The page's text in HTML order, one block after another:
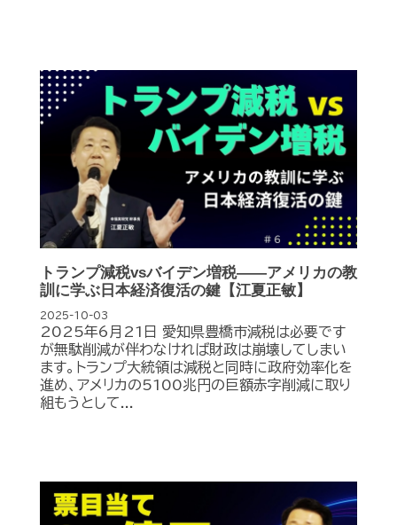
トランプ減税vsバイデン増税――アメリカの教
訓に学ぶ日本経済復活の鍵【江夏正敏】
2025-10-03
2025年6月21日 愛知県豊橋市減税は必要です
が無駄削減が伴わなければ財政は崩壊してしまい
ます。トランプ大統領は減税と同時に政府効率化を
進め、アメリカの5100兆円の巨額赤字削減に取り
組もうとして...